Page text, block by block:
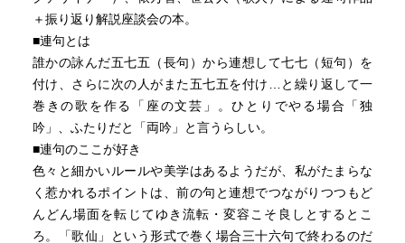
＋振り返り解説座談会の本。
■連句とは
誰かの詠んだ五七五（長句）から連想して七七（短句）を
付け、さらに次の人がまた五七五を付け…と繰り返して一
巻きの歌を作る「座の文芸」。ひとりでやる場合「独
吟」、ふたりだと「両吟」と言うらしい。
■連句のここが好き
色々と細かいルールや美学はあるようだが、私がたまらな
く惹かれるポイントは、前の句と連想でつながりつつもど
んどん場面を転じてゆき流転・変容こそ良しとするとこ
ろ。「歌仙」という形式で巻く場合三十六句で終わるのだ